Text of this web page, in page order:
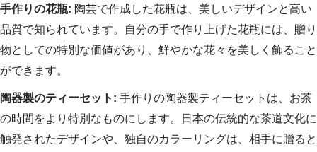
手作りの花瓶: 陶芸で作成した花瓶は、美しいデザインと高い
品質で知られています。自分の手で作り上げた花瓶には、贈り
物としての特別な価値があり、鮮やかな花々を美しく飾ること
ができます。
陶器製のティーセット: 手作りの陶器製ティーセットは、お茶
の時間をより特別なものにします。日本の伝統的な茶道文化に
触発されたデザインや、独自のカラーリングは、相手に贈ると